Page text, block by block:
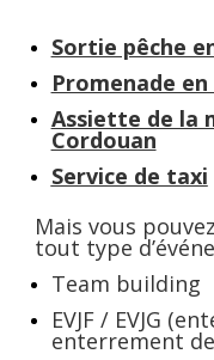
Sortie pêche
Promenade
Assiette de la
Cordouan
Service de taxi
Mais vous
tout type
Team building
EVJF / EVJG
enterrement